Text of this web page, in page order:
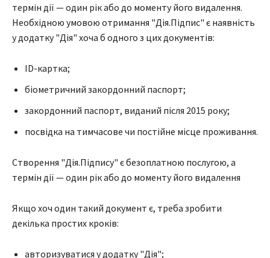
термін дії — один рік або до моменту його видалення.
Необхідною умовою отримання "Дія.Підпис" є наявність
у додатку "Дія" хоча б одного з цих документів:
ID-картка;
біометричний закордонний паспорт;
закордонний паспорт, виданий після 2015 року;
посвідка на тимчасове чи постійне місце проживання.
Створення "Дія.Підпису" є безоплатною послугою, а
термін дії — один рік або до моменту його видалення
Якщо хоч один такий документ є, треба зробити
декілька простих кроків:
авторизуватися у додатку "Дія";